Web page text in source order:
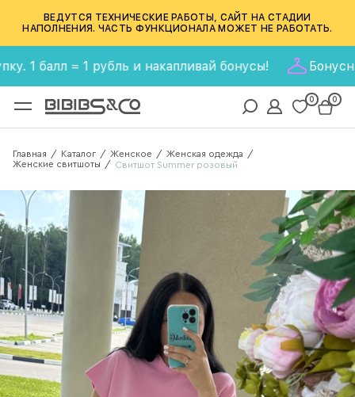
ВЕДУТСЯ ТЕХНИЧЕСКИЕ РАБОТЫ, САЙТ НА СТАДИИ
НАПОЛНЕНИЯ. ЧАСТЬ ФУНКЦИОНАЛА МОЖЕТ НЕ РАБОТАТЬ.
= 1 рубль и накапливай бонусы! Бонусная
0 0
Главная / Каталог / Женское / Женская одежда /
Женские свитшоты / Свитшот Summer розовый